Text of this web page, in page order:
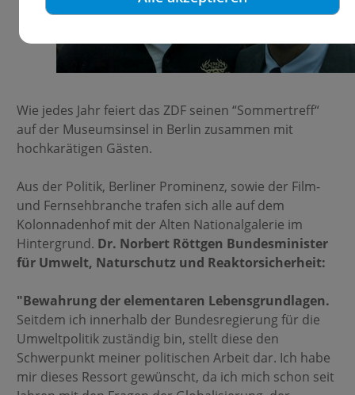
Wie jedes Jahr feiert das ZDF seinen “Sommertreff“
auf der Museumsinsel in Berlin zusammen mit
hochkarätigen Gästen.
Aus der Politik, Berliner Prominenz, sowie der Film-
und Fernsehbranche trafen sich alle auf dem
Kolonnadenhof mit der Alten Nationalgalerie im
Hintergrund. Dr. Norbert Röttgen Bundesminister
für Umwelt, Naturschutz und Reaktorsicherheit:
"Bewahrung der elementaren Lebensgrundlagen.
Seitdem ich innerhalb der Bundesregierung für die
Umweltpolitik zuständig bin, stellt diese den
Schwerpunkt meiner politischen Arbeit dar. Ich habe
mir dieses Ressort gewünscht, da ich mich schon seit